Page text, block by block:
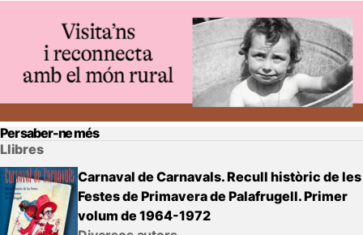
Per saber-ne més
Llibres
Carnaval de Carnavals. Recull històric de les
Festes de Primavera de Palafrugell. Primer
volum de 1964-1972